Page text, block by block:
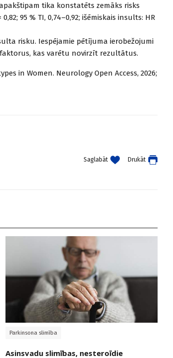
tika konstatēts zemāks risks
95 % TI, 0,74–0,92; išēmiskais insults: HR
risku. Iespējamie pētījuma ierobežojumi
kas varētu novirzīt rezultātus.
in Women. Neurology Open Access, 2026;
Saglabāt Drukāt
Parkinsona slimība
Asinsvadu slimības, nesteroīdie